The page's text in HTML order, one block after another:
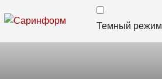
Темный режим